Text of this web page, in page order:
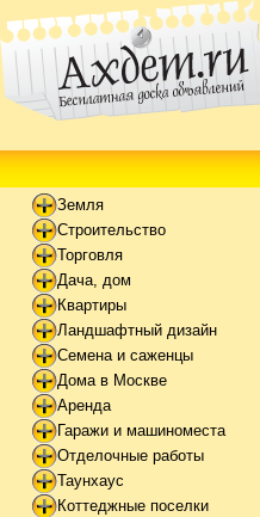
Земля
Строительство
Торговля
Дача, дом
Квартиры
Ландшафтный дизайн
Семена и саженцы
Дома в Москве
Аренда
Гаражи и машиноместа
Отделочные работы
Таунхаус
Коттеджные поселки